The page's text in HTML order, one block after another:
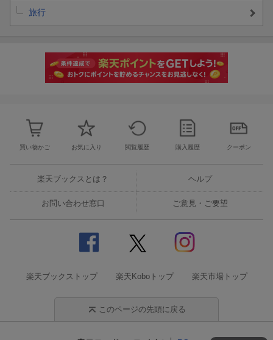
旅行
買い物かご お気に入り 閲覧履歴 購入履歴 クーポン
楽天ブックスとは？ ヘルプ
お問い合わせ窓口 ご意見・ご要望
楽天ブックストップ 楽天Koboトップ 楽天市場トップ
このページの先頭に戻る